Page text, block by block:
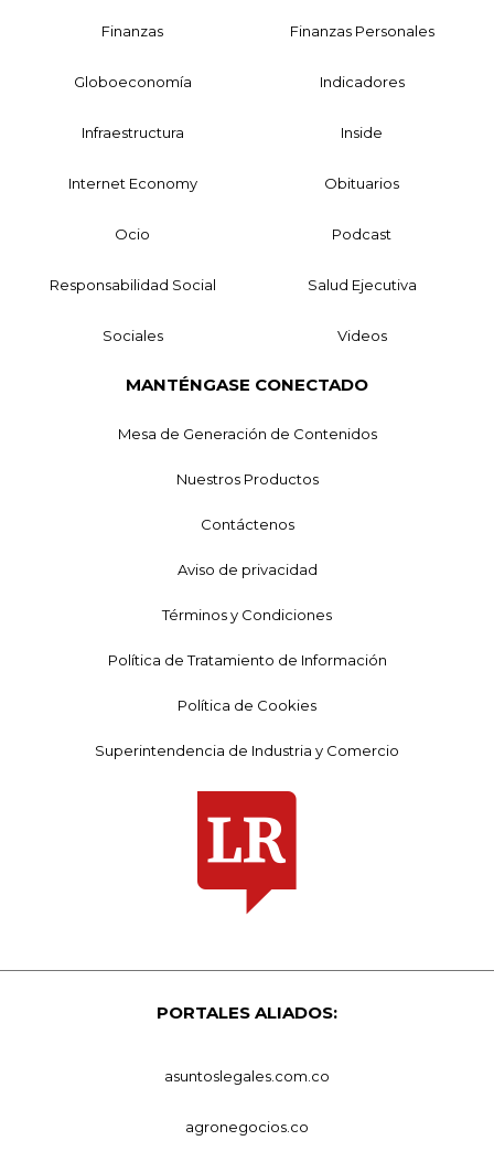
Finanzas Finanzas Personales
Globoeconomía Indicadores
Infraestructura Inside
Internet Economy Obituarios
Ocio Podcast
Responsabilidad Social Salud Ejecutiva
Sociales Videos
MANTÉNGASE CONECTADO
Mesa de Generación de Contenidos
Nuestros Productos
Contáctenos
Aviso de privacidad
Términos y Condiciones
Política de Tratamiento de Información
Política de Cookies
Superintendencia de Industria y Comercio
PORTALES ALIADOS:
asuntoslegales.com.co
agronegocios.co